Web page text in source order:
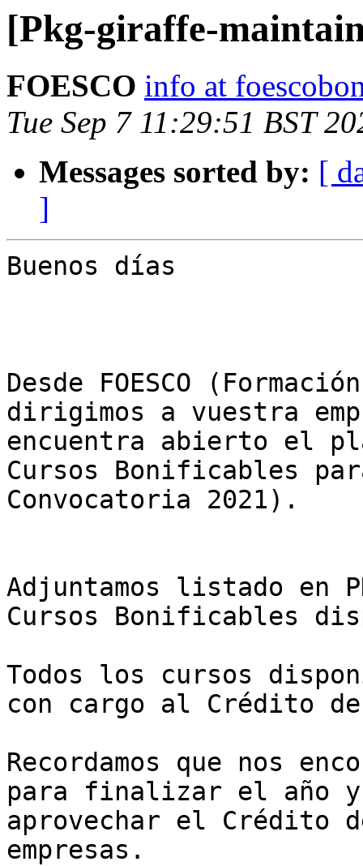
[Pkg-giraffe-
FOESCO info at
Tue Sep 7 11:29:51 BST
Messages sorted by: [
]
Buenos días
Desde FOESCO
dirigimos a vuestra
encuentra abierto el
Cursos Bonificables
Convocatoria 2021).
Adjuntamos listado en
Cursos Bonificables
Todos los cursos
con cargo al Crédito de
Recordamos que nos
para finalizar el año y
aprovechar el Crédito
empresas.